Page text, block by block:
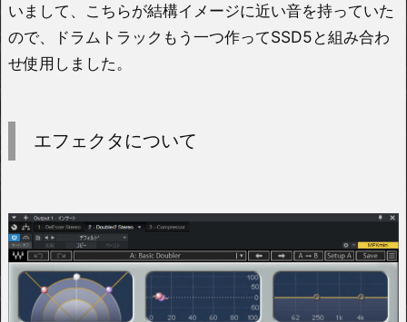
いまして、こちらが結構イメージに近い音を持っていた
ので、ドラムトラックもう一つ作ってSSD5と組み合わ
せ使用しました。
エフェクタについて